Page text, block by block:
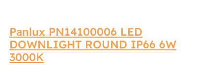
Panlux PN14100006 LED
DOWNLIGHT ROUND IP66 6W
3000K